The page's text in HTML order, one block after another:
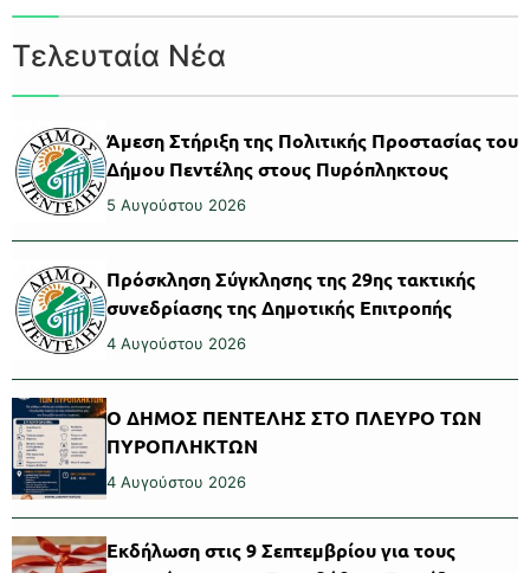
Τελευταία Νέα
Άμεση Στήριξη της Πολιτικής Προστασίας του
Δήμου Πεντέλης στους Πυρόπληκτους
5 Αυγούστου 2026
Πρόσκληση Σύγκλησης της 29ης τακτικής
συνεδρίασης της Δημοτικής Επιτροπής
4 Αυγούστου 2026
Ο ΔΗΜΟΣ ΠΕΝΤΕΛΗΣ ΣΤΟ ΠΛΕΥΡΟ ΤΩΝ
ΠΥΡΟΠΛΗΚΤΩΝ
4 Αυγούστου 2026
Εκδήλωση στις 9 Σεπτεμβρίου για τους